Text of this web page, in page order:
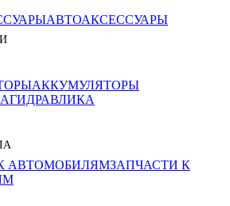
АВТОАКСЕССУАРЫ
АККУМУЛЯТОРЫ
ГИДРАВЛИКА
ЗАПЧАСТИ К